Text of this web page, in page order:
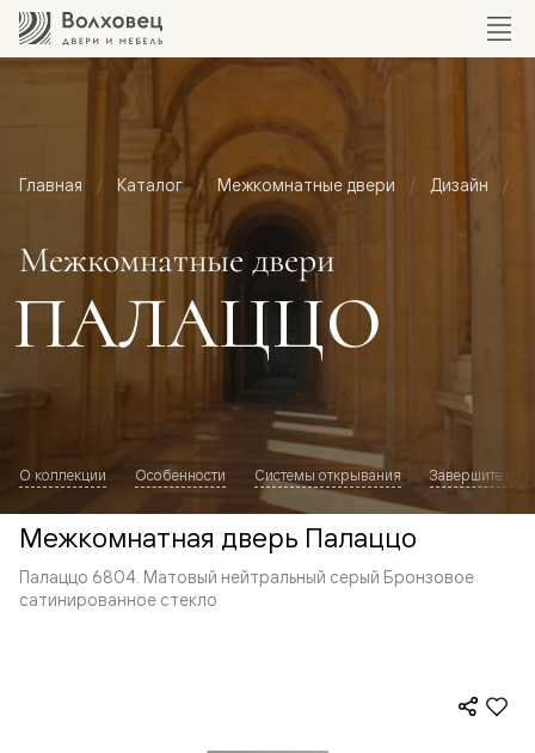
Главная Каталог Межкомнатные двери Дизайн
Межкомнатные двери
ПАЛАЦЦО
О коллекции Особенности Системы открывания Завершите
Межкомнатная дверь Палаццо
Палаццо 6804. Матовый нейтральный серый Бронзовое
сатинированное стекло